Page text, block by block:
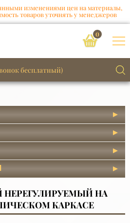
изменениями цен на материалы,
товаров уточнять у менеджеров
0
бесплатный)
НЕРЕГУЛИРУЕМЫЙ НА
КАРКАСЕ